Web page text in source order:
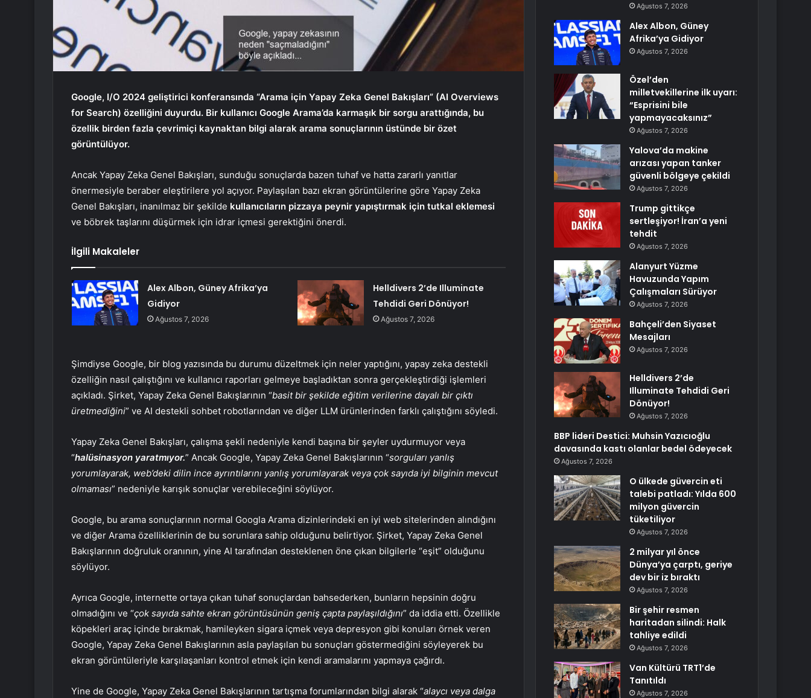
Google, I/O 2024 geliştirici konferansında “Arama için Yapay Zeka Genel Bakışları” (AI Overviews
for Search) özelliğini duyurdu. Bir kullanıcı Google Arama’da karmaşık bir sorgu arattığında, bu
özellik birden fazla çevrimiçi kaynaktan bilgi alarak arama sonuçlarının üstünde bir özet
görüntülüyor.
Ancak Yapay Zeka Genel Bakışları, sunduğu sonuçlarda bazen tuhaf ve hatta zararlı yanıtlar
önermesiyle beraber eleştirilere yol açıyor. Paylaşılan bazı ekran görüntülerine göre Yapay Zeka
Genel Bakışları, inanılmaz bir şekilde kullanıcıların pizzaya peynir yapıştırmak için tutkal eklemesi
ve böbrek taşlarını düşürmek için idrar içmesi gerektiğini önerdi.
İlgili Makaleler
Alex Albon, Güney Afrika’ya
Gidiyor
Ağustos 7, 2026
Helldivers 2’de Illuminate
Tehdidi Geri Dönüyor!
Ağustos 7, 2026
Şimdiyse Google, bir blog yazısında bu durumu düzeltmek için neler yaptığını, yapay zeka destekli
özelliğin nasıl çalıştığını ve kullanıcı raporları gelmeye başladıktan sonra gerçekleştirdiği işlemleri
açıkladı. Şirket, Yapay Zeka Genel Bakışlarının “basit bir şekilde eğitim verilerine dayalı bir çıktı
üretmediğini” ve AI destekli sohbet robotlarından ve diğer LLM ürünlerinden farklı çalıştığını söyledi.
Yapay Zeka Genel Bakışları, çalışma şekli nedeniyle kendi başına bir şeyler uydurmuyor veya
“halüsinasyon yaratmıyor.” Ancak Google, Yapay Zeka Genel Bakışlarının “sorguları yanlış
yorumlayarak, web’deki dilin ince ayrıntılarını yanlış yorumlayarak veya çok sayıda iyi bilginin mevcut
olmaması” nedeniyle karışık sonuçlar verebileceğini söylüyor.
Google, bu arama sonuçlarının normal Googla Arama dizinlerindeki en iyi web sitelerinden alındığını
ve diğer Arama özelliklerinin de bu sorunlara sahip olduğunu belirtiyor. Şirket, Yapay Zeka Genel
Bakışlarının doğruluk oranının, yine AI tarafından desteklenen öne çıkan bilgilerle “eşit” olduğunu
söylüyor.
Ayrıca Google, internette ortaya çıkan tuhaf sonuçlardan bahsederken, bunların hepsinin doğru
olmadığını ve “çok sayıda sahte ekran görüntüsünün geniş çapta paylaşıldığını” da iddia etti. Özellikle
köpekleri araç içinde bırakmak, hamileyken sigara içmek veya depresyon gibi konuları örnek veren
Google, Yapay Zeka Genel Bakışlarının asla paylaşılan bu sonuçları göstermediğini söyleyerek bu
ekran görüntüleriyle karşılaşanları kontrol etmek için kendi aramalarını yapmaya çağırdı.
Yine de Google, Yapay Zeka Genel Bakışlarının tartışma forumlarından bilgi alarak “alaycı veya dalga
Ağustos 7, 2026
Alex Albon, Güney
Afrika’ya Gidiyor
Ağustos 7, 2026
Özel’den
milletvekillerine ilk uyarı:
“Esprisini bile
yapmayacaksınız”
Ağustos 7, 2026
Yalova’da makine
arızası yapan tanker
güvenli bölgeye çekildi
Ağustos 7, 2026
Trump gittikçe
sertleşiyor! İran’a yeni
tehdit
Ağustos 7, 2026
Alanyurt Yüzme
Havuzunda Yapım
Çalışmaları Sürüyor
Ağustos 7, 2026
Bahçeli’den Siyaset
Mesajları
Ağustos 7, 2026
Helldivers 2’de
Illuminate Tehdidi Geri
Dönüyor!
Ağustos 7, 2026
BBP lideri Destici: Muhsin Yazıcıoğlu
davasında kastı olanlar bedel ödeyecek
Ağustos 7, 2026
O ülkede güvercin eti
talebi patladı: Yılda 600
milyon güvercin
tüketiliyor
Ağustos 7, 2026
2 milyar yıl önce
Dünya’ya çarptı, geriye
dev bir iz bıraktı
Ağustos 7, 2026
Bir şehir resmen
haritadan silindi: Halk
tahliye edildi
Ağustos 7, 2026
Van Kültürü TRT1’de
Tanıtıldı
Ağustos 7, 2026